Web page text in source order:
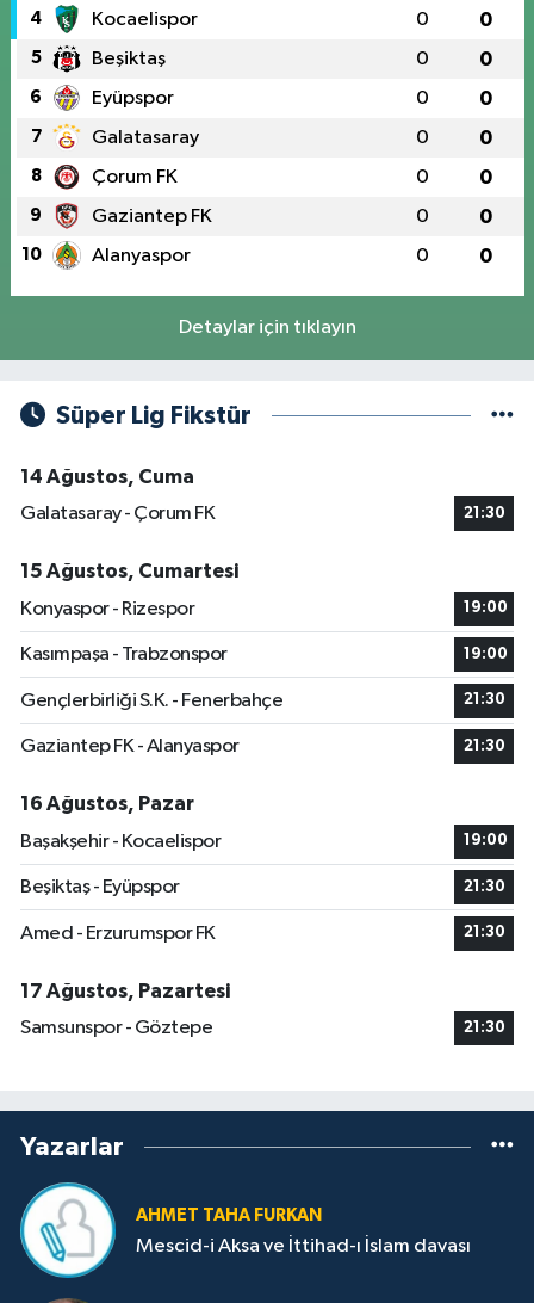
4 Kocaelispor 0 0
5 Beşiktaş 0 0
6 Eyüpspor 0 0
7 Galatasaray 0 0
8 Çorum FK 0 0
9 Gaziantep FK 0 0
10 Alanyaspor 0 0
Detaylar için tıklayın
Süper Lig Fikstür
14 Ağustos, Cuma
Galatasaray - Çorum FK
21:30
15 Ağustos, Cumartesi
Konyaspor - Rizespor
19:00
Kasımpaşa - Trabzonspor 19:00
Gençlerbirliği S.K. - Fenerbahçe 21:30
Gaziantep FK - Alanyaspor 21:30
16 Ağustos, Pazar
Başakşehir - Kocaelispor
19:00
Beşiktaş - Eyüpspor 21:30
Amed - Erzurumspor FK 21:30
17 Ağustos, Pazartesi
Samsunspor - Göztepe
21:30
Yazarlar
AHMET TAHA FURKAN
Mescid-i Aksa ve İttihad-ı İslam davası